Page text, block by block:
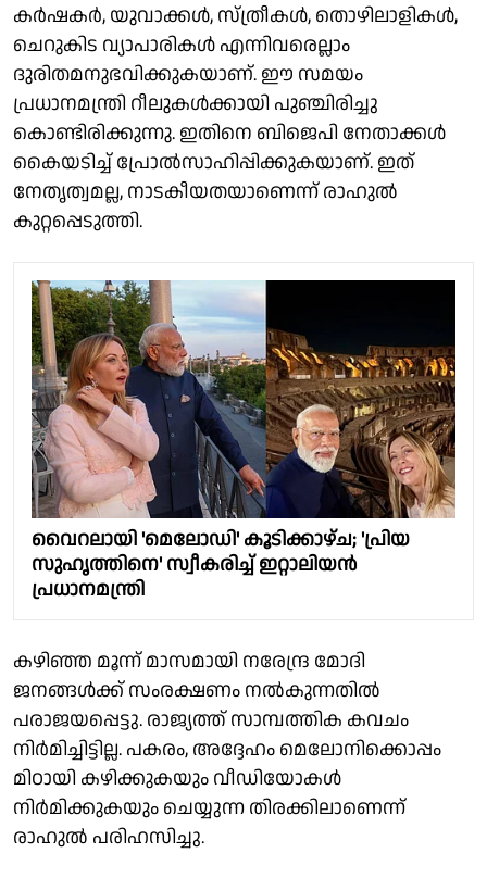
കർഷകർ, യുവാക്കൾ, സ്ത്രീകൾ, തൊഴിലാളികൾ,
ചെറുകിട വ്യാപാരികൾ എന്നിവരെല്ലാം
ദുരിതമനുഭവിക്കുകയാണ്. ഈ സമയം
പ്രധാനമന്ത്രി റീലുകൾക്കായി പുഞ്ചിരിച്ചു
കൊണ്ടിരിക്കുന്നു. ഇതിനെ ബിജെപി നേതാക്കൾ
കൈയടിച്ച് പ്രോൽസാഹിപ്പിക്കുകയാണ്. ഇത്
നേതൃത്വമല്ല, നാടകീയതയാണെന്ന് രാഹുൽ
കുറ്റപ്പെടുത്തി.
വൈറലായി 'മെലോഡി' കൂടിക്കാഴ്ച; 'പ്രിയ
സുഹൃത്തിനെ' സ്വീകരിച്ച് ഇറ്റാലിയന്‍
പ്രധാനമന്ത്രി
കഴിഞ്ഞ മൂന്ന് മാസമായി നരേന്ദ്ര മോദി
ജനങ്ങൾക്ക് സംരക്ഷണം നൽകുന്നതിൽ
പരാജയപ്പെട്ടു. രാജ്യത്ത് സാമ്പത്തിക കവചം
നിർമിച്ചിട്ടില്ല. പകരം, അദ്ദേഹം മെലോനിക്കൊപ്പം
മിഠായി കഴിക്കുകയും വീഡിയോകൾ
നിർമിക്കുകയും ചെയ്യുന്ന തിരക്കിലാണെന്ന്
രാഹുൽ പരിഹസിച്ചു.